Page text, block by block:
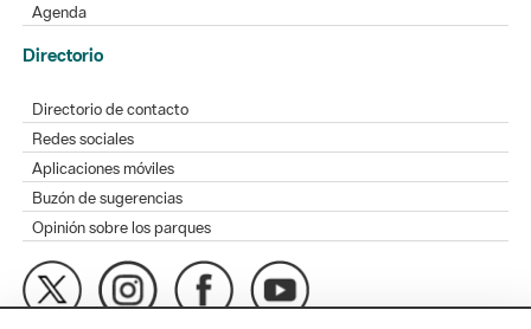
Agenda
Directorio
Directorio de contacto
Redes sociales
Aplicaciones móviles
Buzón de sugerencias
Opinión sobre los parques